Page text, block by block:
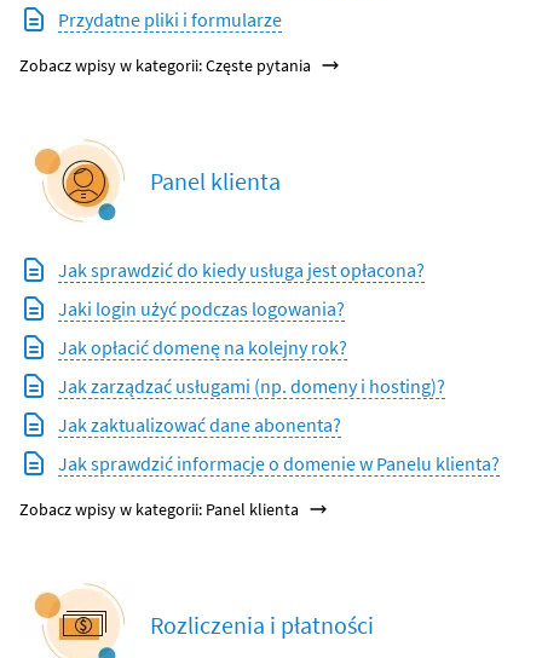
Przydatne pliki i formularze
Zobacz wpisy w kategorii: Częste pytania
Panel klienta
Jak sprawdzić do kiedy usługa jest opłacona?
Jaki login użyć podczas logowania?
Jak opłacić domenę na kolejny rok?
Jak zarządzać usługami (np. domeny i hosting)?
Jak zaktualizować dane abonenta?
Jak sprawdzić informacje o domenie w Panelu klienta?
Zobacz wpisy w kategorii: Panel klienta
Rozliczenia i płatności